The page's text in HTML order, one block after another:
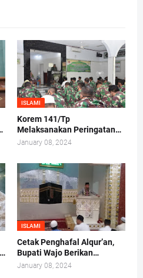
ISLAMI
Korem 141/Tp
Melaksanakan Peringatan
Maulid Nabi Muhammad
January 08, 2024
ISLAMI
Cetak Penghafal Alqur’an,
Bupati Wajo Berikan
Bantuan Buku At-Taisir
January 08, 2024